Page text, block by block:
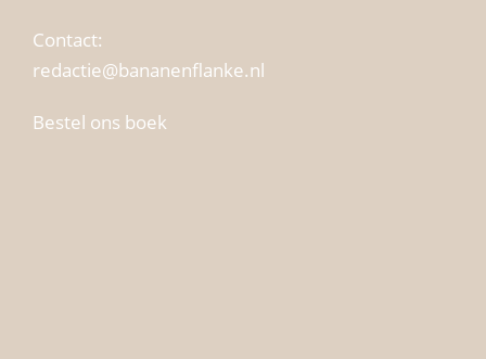
Contact:
redactie@bananenflanke.nl
Bestel ons boek